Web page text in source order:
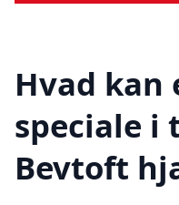
Hvad kan
speciale i
Bevtoft